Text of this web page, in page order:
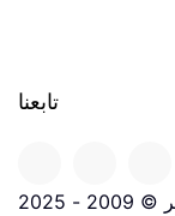
تابعنا
حقوق النشر © 2009 - 2025 www.extendoffice.com. |